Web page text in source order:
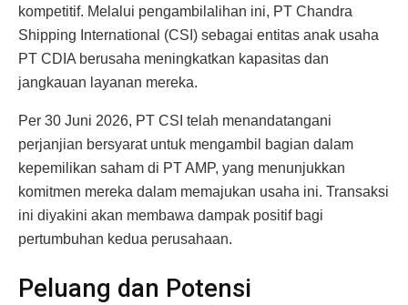
kompetitif. Melalui pengambilalihan ini, PT Chandra
Shipping International (CSI) sebagai entitas anak usaha
PT CDIA berusaha meningkatkan kapasitas dan
jangkauan layanan mereka.
Per 30 Juni 2026, PT CSI telah menandatangani
perjanjian bersyarat untuk mengambil bagian dalam
kepemilikan saham di PT AMP, yang menunjukkan
komitmen mereka dalam memajukan usaha ini. Transaksi
ini diyakini akan membawa dampak positif bagi
pertumbuhan kedua perusahaan.
Peluang dan Potensi